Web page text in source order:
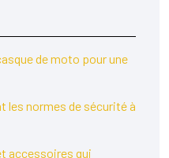
de moto pour une
les normes de sécurité à
accessoires qui